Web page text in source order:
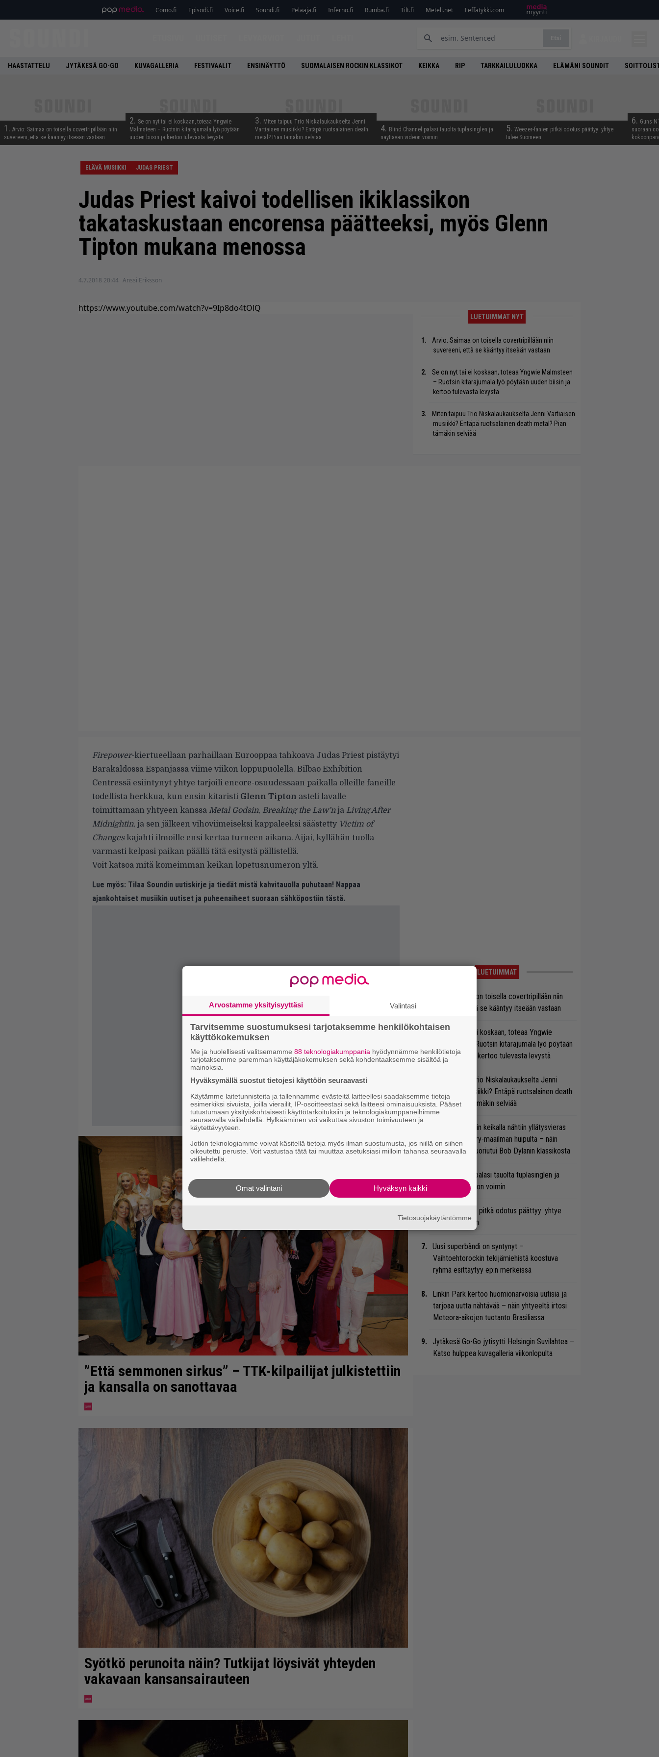
Como.fi Episodi.fi Voice.fi Soundi.fi Pelaaja.fi Inferno.fi Rumba.fi Tilt.fi Meteli.net Leffatykki.com
HAASTATTELU JYTÄKESÄ GO-GO KUVAGALLERIA FESTIVAALIT ENSINÄYTTÖ SUOMALAISEN ROCKIN KLASSIKOT KEIKKA RIP TARKKAILULUOKKA ELÄMÄNI SOUNDIT
1. Arvio: Saimaa on toisella covertripillään niin
suvereeni, että se kääntyy itseään vastaan
2. Se on nyt tai ei koskaan, toteaa Yngwie
Malmsteen – Ruotsin kitarajumala lyö pöytään
uuden biisin ja kertoo tulevasta levystä
3. Miten taipuu Trio Niskalaukaukselta Jenni
Vartiaisen musiikki? Entäpä ruotsalainen death
metal? Pian tämäkin selviää
4. Blind Channel palasi tauolta tuplasinglen ja
näyttävän videon voimin
5. Weezer-fanien pitkä odotus päättyy: yhtye
tulee Suomeen
6. Guns
suoraan
ELÄVÄ MUSIIKKI JUDAS PRIEST
Judas Priest kaivoi todellisen ikiklassikon
takataskustaan encorensa päätteeksi, myös Glenn
Tipton mukana menossa
4.7.2018 20:44 Anssi Eriksson
https://www.youtube.com/watch?v=9Ip8do4tOlQ
LUETUIMMAT NYT
Arvio: Saimaa on toisella covertripillään niin
suvereeni, että se kääntyy itseään vastaan
Se on nyt tai ei koskaan, toteaa Yngwie Malmsteen
– Ruotsin kitarajumala lyö pöytään uuden biisin ja
kertoo tulevasta levystä
Miten taipuu Trio Niskalaukaukselta Jenni Vartiaisen
musiikki? Entäpä ruotsalainen death metal? Pian
tämäkin selviää
Firepower-kiertueellaan parhaillaan Eurooppaa tahkoava Judas Priest pistäytyi
Barakaldossa Espanjassa viime viikon loppupuolella. Bilbao Exhibition
Centressä esiintynyt yhtye tarjoili encore-osuudessaan paikalla olleille faneille
todellista herkkua, kun ensin kitaristi Glenn Tipton asteli lavalle
toimittamaan yhtyeen kanssa Metal Godsin, Breaking the Law’nja Living After
Midnightin, ja sen jälkeen vihoviimeiseksi kappaleeksi säästetty Victim of
Changes kajahti ilmoille ensi kertaa turneen aikana. Aijai, kyllähän tuolla
varmasti kelpasi paikan päällä tätä esitystä pällistellä.
Voit katsoa mitä komeimman keikan lopetusnumeron yltä.
Lue myös: Tilaa Soundin uutiskirje ja tiedät mistä kahvitauolla puhutaan! Nappaa
ajankohtaiset musiikin uutiset ja puheenaiheet suoraan sähköpostiin tästä.
”Että semmonen sirkus” – TTK-kilpailijat julkistettiin
ja kansalla on sanottavaa
Syötkö perunoita näin? Tutkijat löysivät yhteyden
vakavaan kansansairauteen
LUETUIMMAT
Arvio: Saimaa on toisella covertripillään niin
suvereeni, että se kääntyy itseään vastaan
Se on nyt tai ei koskaan, toteaa Yngwie
Malmsteen – Ruotsin kitarajumala lyö pöytään
uuden biisin ja kertoo tulevasta levystä
Miten taipuu Trio Niskalaukaukselta Jenni
Vartiaisen musiikki? Entäpä ruotsalainen death
metal? Pian tämäkin selviää
Guns N’ Rosesin keikalla nähtiin yllätysvieras
suoraan country-maailman huipulta – näin
kokoonpano suoriutui Bob Dylanin klassikosta
Blind Channel palasi tauolta tuplasinglen ja
näyttävän videon voimin
Weezer-fanien pitkä odotus päättyy: yhtye
tulee Suomeen
Uusi superbändi on syntynyt –
Vaihtoehtorockin tekijämiehistä koostuva
ryhmä esittäytyy ep:n merkeissä
Linkin Park kertoo huomionarvoisia uutisia ja
tarjoaa uutta nähtävää – näin yhtyeeltä irtosi
Meteora-aikojen tuotanto Brasiliassa
Jytäkesä Go-Go jytisytti Helsingin Suvilahtea –
Katso hulppea kuvagalleria viikonlopulta
Arvostamme yksityisyyttäsi Valintasi
Tarvitsemme suostumuksesi tarjotaksemme henkilökohtaisen
käyttökokemuksen
Me ja huolellisesti valitsemamme 88 teknologiakumppania hyödynnämme henkilötietoja
tarjotaksemme paremman käyttäjäkokemuksen sekä kohdentaaksemme sisältöä ja
mainoksia.
Hyväksymällä suostut tietojesi käyttöön seuraavasti
Käytämme laitetunnisteita ja tallennamme evästeitä laitteellesi saadaksemme tietoja
esimerkiksi sivuista, joilla vierailit, IP-osoitteestasi sekä laitteesi ominaisuuksista. Pääset
tutustumaan yksityiskohtaisesti käyttötarkoituksiin ja teknologiakumppaneihimme
seuraavalla välilehdellä. Hylkääminen voi vaikuttaa sivuston toimivuuteen ja
käytettävyyteen.
Jotkin teknologiamme voivat käsitellä tietoja myös ilman suostumusta, jos niillä on siihen
oikeutettu peruste. Voit vastustaa tätä tai muuttaa asetuksiasi milloin tahansa seuraavalla
välilehdellä.
Hyväksyn kaikki
Omat valintani
Tietosuojakäytäntömme